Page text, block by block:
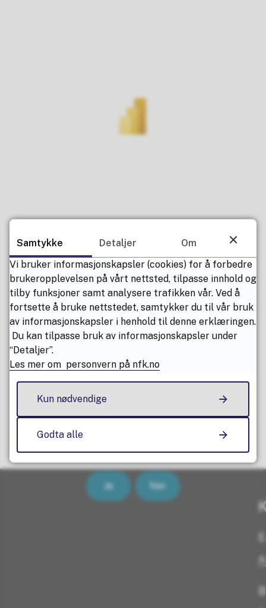
Fant du det du lette etter? (Trykk nei
for å melde fra om feil)
Ja Nei
Samtykke Detaljer
Om
Vi bruker informasjonskapsler (cookies) for å forbedre
brukeropplevelsen på vårt nettsted, tilpasse innhold og
tilby funksjoner samt analysere trafikken vår. Ved å
fortsette å bruke nettstedet, samtykker du til vår bruk
av informasjonskapsler i henhold til denne erklæringen.
Du kan tilpasse bruk av informasjonskapsler under
“Detaljer”.
Les mer om personvern på nfk.no
Kun nødvendige
Godta alle